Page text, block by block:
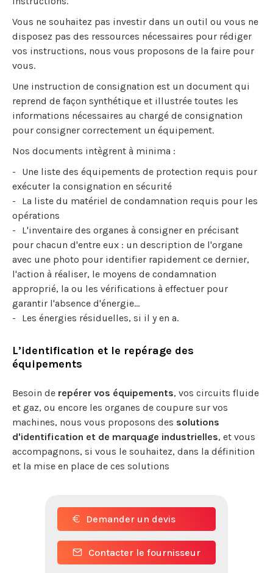
Vous ne souhaitez pas investir dans un outil ou vous ne
disposez pas des ressources nécessaires pour rédiger
vos instructions, nous vous proposons de la faire pour
vous.
Une instruction de consignation est un document qui
reprend de façon synthétique et illustrée toutes les
informations nécessaires au chargé de consignation
pour consigner correctement un équipement.
Nos documents intègrent à minima :
Une liste des équipements de protection requis pour
exécuter la consignation en sécurité
La liste du matériel de condamnation requis pour les
opérations
L'inventaire des organes à consigner en précisant
pour chacun d'entre eux : un description de l'organe
avec une photo pour identifier rapidement ce dernier,
l'action à réaliser, le moyens de condamnation
approprié, la ou les vérifications à effectuer pour
garantir l'absence d'énergie...
Les énergies résiduelles, si il y en a.
L’identification et le repérage des
équipements
Besoin de repérer vos équipements, vos circuits fluide
et gaz, ou encore les organes de coupure sur vos
machines, nous vous proposons des solutions
d'identification et de marquage industrielles, et vous
accompagnons, si vous le souhaitez, dans la définition
et la mise en place de ces solutions
Demander un devis
Contacter le fournisseur